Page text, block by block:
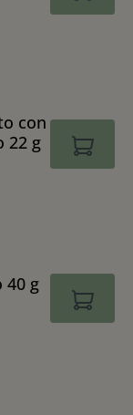
con
22 g
40 g